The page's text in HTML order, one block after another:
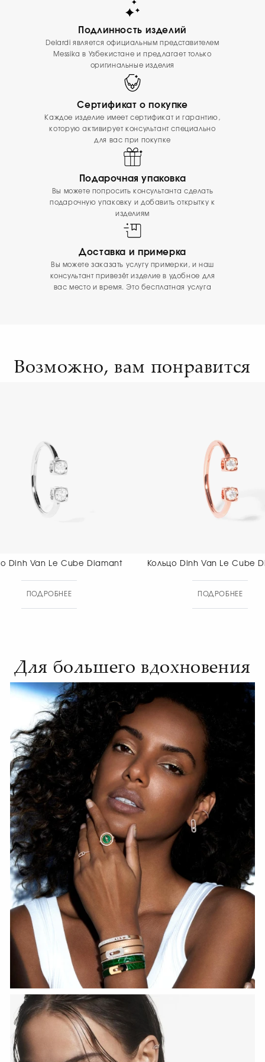
Подлинность изделий
Delardi является официальным представителем
Messika в Узбекистане и предлагает только
оригинальные изделия
Сертификат о покупке
Каждое изделие имеет сертификат и гарантию,
которую активирует консультант специально
для вас при покупке
Подарочная упаковка
Вы можете попросить консультанта сделать
подарочную упаковку и добавить открытку к
изделиям
Доставка и примерка
Вы можете заказать услугу примерки, и наш
консультант привезёт изделие в удобное для
вас место и время. Это бесплатная услуга
Возможно, вам понравится
Кольцо Dinh Van Le Cube Diamant Кольцо Dinh
Для большего вдохновения
Fiery Diamond Pave Wedding Ring
СМОТРЕТЬ СЕЙЧАС